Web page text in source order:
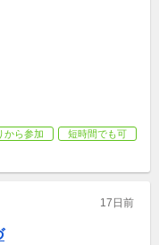
から参加
短時間でも可
17日前